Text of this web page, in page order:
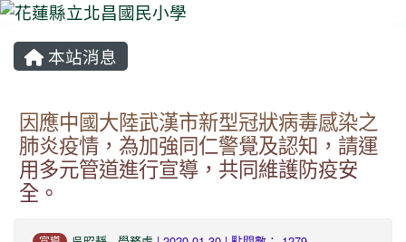
本站消息
因應中國大陸武漢市新型冠狀病毒感染之
肺炎疫情，為加強同仁警覺及認知，請運
用多元管道進行宣導，共同維護防疫安
全。